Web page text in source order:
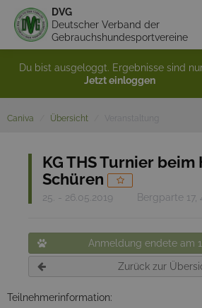
DVG
Deutscher Verband der
Gebrauchshundesportvereine
Du bist ausgeloggt. Ergebnisse sind
Jetzt einloggen
Caniva Übersicht
KG THS Turnier beim
Schüren
25. - 26.05.2019 Bergparte 17,
Anmeldung endete am
Zurück zur
Teilnehmerinformation: